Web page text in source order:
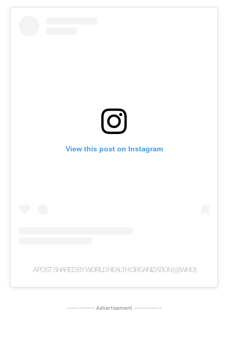
View this post on Instagram
A POST SHARED BY WORLD HEALTH ORGANIZATION (@WHO)
----------- Advertisement -----------